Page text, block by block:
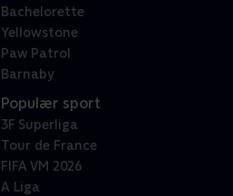
Bachelorette
Yellowstone
Paw Patrol
Barnaby
Populær sport
3F Superliga
Tour de France
FIFA VM 2026
A Liga